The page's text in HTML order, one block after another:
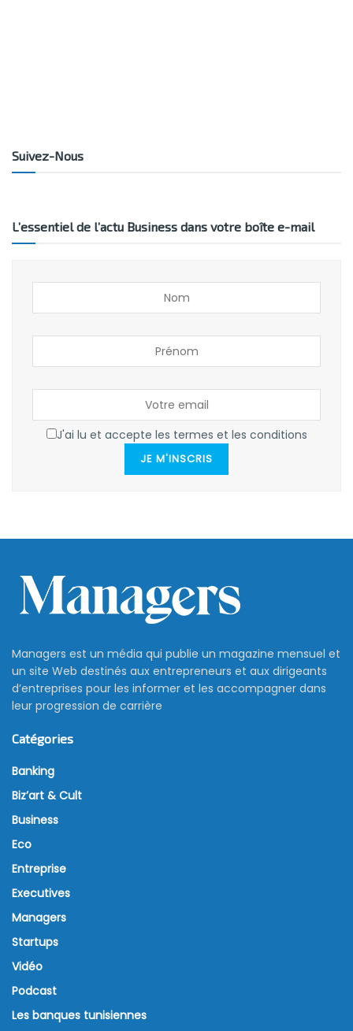
Suivez-Nous
L’essentiel de l’actu Business dans votre boîte e-mail
J'ai lu et accepte les termes et les conditions
JE M'INSCRIS
Managers est un média qui publie un magazine mensuel et
un site Web destinés aux entrepreneurs et aux dirigeants
d’entreprises pour les informer et les accompagner dans
leur progression de carrière
Catégories
Banking
Biz’art & Cult
Business
Eco
Entreprise
Executives
Managers
Startups
Vidéo
Podcast
Les banques tunisiennes